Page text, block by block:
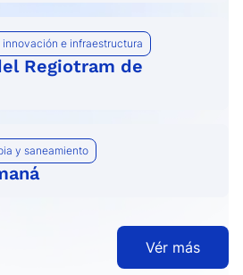
innovación e infraestructura
Regiotram de
y saneamiento
Vér más